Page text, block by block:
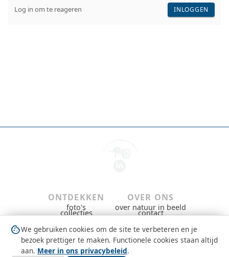
cookieWe gebruiken cookies om de site te verbeteren en je
bezoek prettiger te maken. Functionele cookies staan altijd
aan. Meer in ons privacybeleid.
Log in om te reageren INLOGGEN
ONTDEKKEN
foto's
collecties
gebieden & groepen
dieren
nieuws
OVER ONS
over natuur in beeld
contact
privacybeleid
gebruiksvoorwaarden
copyright
MEEDOEN
gratis aanmelden
inloggen